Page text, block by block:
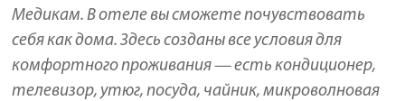
Медикам. В отеле вы сможете почувствовать
себя как дома. Здесь созданы все условия для
комфортного проживания — есть кондиционер,
телевизор, утюг, посуда, чайник, микроволновая